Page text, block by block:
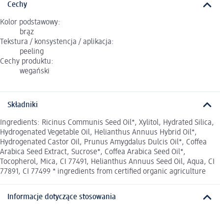
Cechy
Kolor podstawowy:
brąz
Tekstura / konsystencja / aplikacja:
peeling
Cechy produktu:
wegański
Składniki
Ingredients: Ricinus Communis Seed Oil*, Xylitol, Hydrated Silica,
Hydrogenated Vegetable Oil, Helianthus Annuus Hybrid Oil*,
Hydrogenated Castor Oil, Prunus Amygdalus Dulcis Oil*, Coffea
Arabica Seed Extract, Sucrose*, Coffea Arabica Seed Oil*,
Tocopherol, Mica, CI 77491, Helianthus Annuus Seed Oil, Aqua, CI
77891, CI 77499 * ingredients from certified organic agriculture
Informacje dotyczące stosowania